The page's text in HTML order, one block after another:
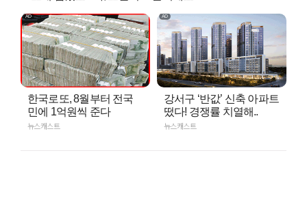
한국로또, 8월부터 전국
민에 1억원씩 준다
뉴스캐스트
강서구 ‘반값’ 신축 아파트
떴다! 경쟁률 치열해..
뉴스캐스트